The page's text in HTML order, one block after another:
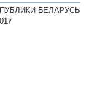
БЕЛАРУСЬ